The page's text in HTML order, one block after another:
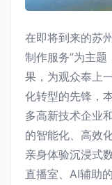
在即将到来的苏
制作服务”为主
果，为观众奉上
化转型的先锋，
多高新技术企业
的智能化、高效
亲身体验沉浸式
直播室、AI辅助